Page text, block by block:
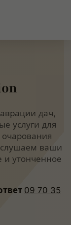
дач,
услуги для
ваши
и утонченное
09 70 35